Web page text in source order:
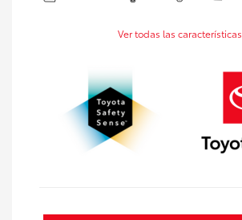
Ver todas las características